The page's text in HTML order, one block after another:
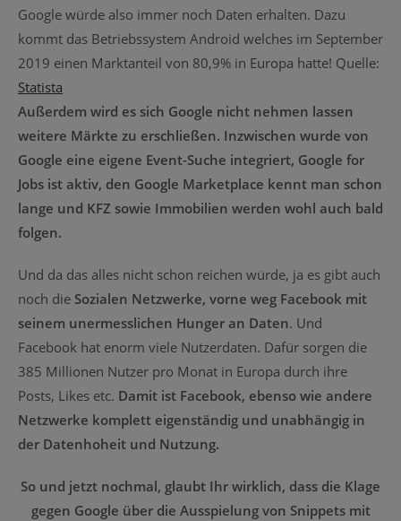
Google würde also immer noch Daten erhalten. Dazu
kommt das Betriebssystem Android welches im September
2019 einen Marktanteil von 80,9% in Europa hatte! Quelle:
Statista
Außerdem wird es sich Google nicht nehmen lassen
weitere Märkte zu erschließen. Inzwischen wurde von
Google eine eigene Event-Suche integriert, Google for
Jobs ist aktiv, den Google Marketplace kennt man schon
lange und KFZ sowie Immobilien werden wohl auch bald
folgen.
Und da das alles nicht schon reichen würde, ja es gibt auch
noch die Sozialen Netzwerke, vorne weg Facebook mit
seinem unermesslichen Hunger an Daten. Und
Facebook hat enorm viele Nutzerdaten. Dafür sorgen die
385 Millionen Nutzer pro Monat in Europa durch ihre
Posts, Likes etc. Damit ist Facebook, ebenso wie andere
Netzwerke komplett eigenständig und unabhängig in
der Datenhoheit und Nutzung.
So und jetzt nochmal, glaubt Ihr wirklich, dass die Klage
gegen Google über die Ausspielung von Snippets mit